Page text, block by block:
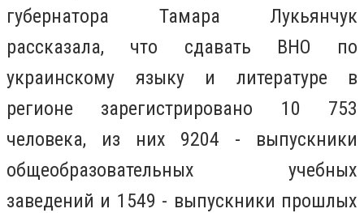
губернатора Тамара Лукьянчук
рассказала, что сдавать ВНО по
украинскому языку и литературе в
регионе зарегистрировано 10 753
человека, из них 9204 - выпускники
общеобразовательных учебных
заведений и 1549 - выпускники прошлых